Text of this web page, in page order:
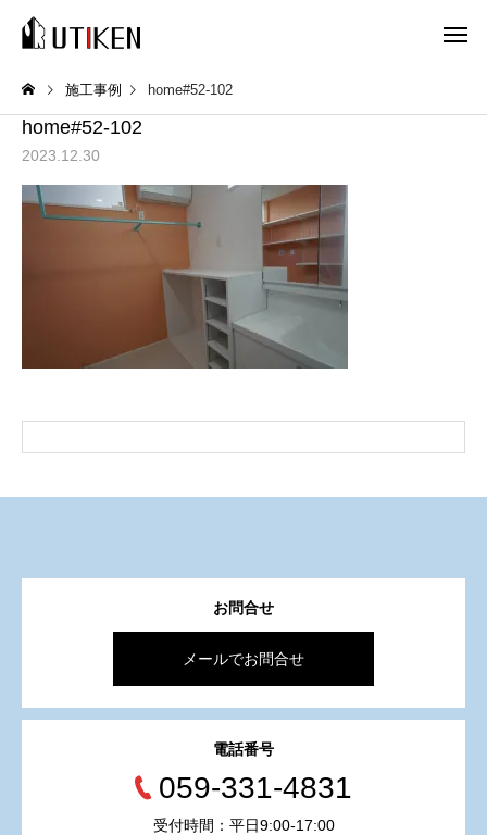
施工事例 home#52-102
home#52-102
2023.12.30
お問合せ
メールでお問合せ
電話番号
059-331-4831
受付時間：平日9:00-17:00